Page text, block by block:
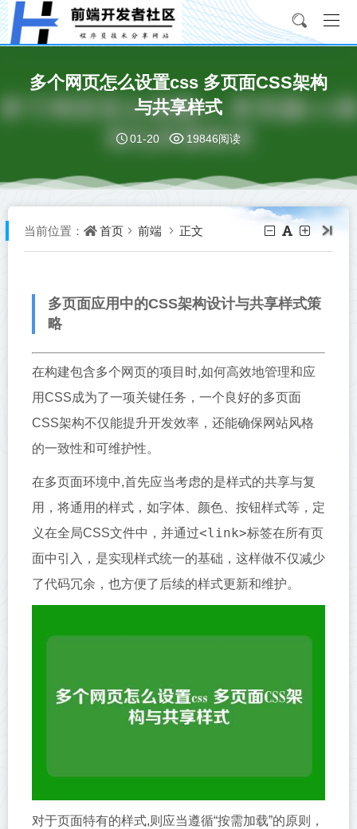
多个网页怎么设置css 多页面CSS架构
与共享样式
01-20 19846阅读
当前位置： 首页 前端 正文
多页面应用中的CSS架构设计与共享样式策
略
在构建包含多个网页的项目时,如何高效地管理和应
用CSS成为了一项关键任务，一个良好的多页面
CSS架构不仅能提升开发效率，还能确保网站风格
的一致性和可维护性。
在多页面环境中,首先应当考虑的是样式的共享与复
用，将通用的样式，如字体、颜色、按钮样式等，定
义在全局CSS文件中，并通过<link>标签在所有页
面中引入，是实现样式统一的基础，这样做不仅减少
了代码冗余，也方便了后续的样式更新和维护。
对于页面特有的样式,则应当遵循“按需加载”的原则，